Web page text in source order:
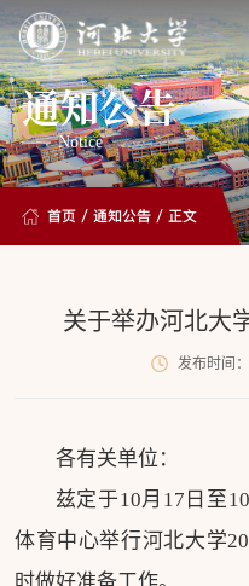
通知公告
Notice
首页 /通知公告 / 正文
关于举办河北大
发布时间
各有关单位：
兹定于10月17日至
体育中心举行河北大学